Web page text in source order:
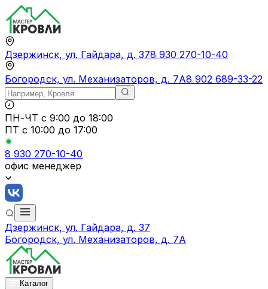
Дзержинск, ул. Гайдара, д. 378 930 270-10-40
Богородск, ул. Механизаторов, д. 7А8 902 689-33-22
ПН-ЧТ с 9:00 до 18:00
ПТ с 10:00 до 17:00
8 930 270-10-40
офис менеджер
Дзержинск, ул. Гайдара, д. 37
Богородск, ул. Механизаторов, д. 7А
Каталог